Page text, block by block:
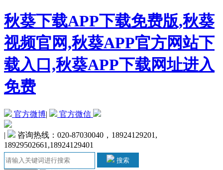
秋葵下载APP下载免费版,秋葵
视频官网,秋葵APP官方网站下
载入口,秋葵APP下载网址进入
免费
官方微博| 官方微信
|
咨询热线：020-87030040，18924129201,
18929502661,18924129401
搜索